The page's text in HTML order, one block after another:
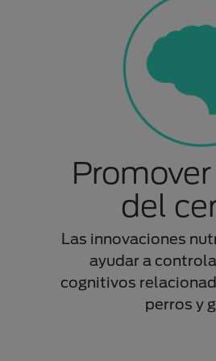
del
Las innovaciones
ayudar a
cognitivos
perros y